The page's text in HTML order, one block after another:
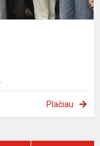
Plačiau